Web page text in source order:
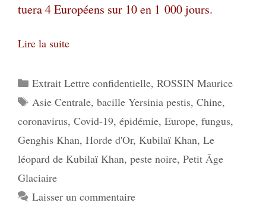
tuera 4 Européens sur 10 en 1 000 jours.
Lire la suite
Catégories
Extrait Lettre confidentielle, ROSSIN Maurice
Étiquettes
Asie Centrale, bacille Yersinia pestis, Chine,
coronavirus, Covid-19, épidémie, Europe, fungus,
Genghis Khan, Horde d'Or, Kubilaï Khan, Le
léopard de Kubilaï Khan, peste noire, Petit Âge
Glaciaire
Laisser un commentaire